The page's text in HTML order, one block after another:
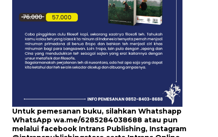
Untuk pemesanan buku, silahkan Whatshapp
WhatsApp wa.me/6285284038688 atau pun
melalui facebook Intrans Publishing, Instagram